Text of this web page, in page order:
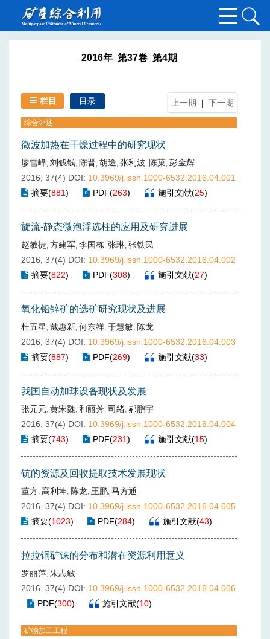
2016年 第37卷 第4期
栏目 目录 上一期 | 下一期
综合评述
微波加热在干燥过程中的研究现状
廖雪峰, 刘钱钱, 陈晋, 胡途, 张利波, 陈菓, 彭金辉
2016, 37(4) DOI: 10.3969/j.issn.1000-6532.2016.04.001
摘要(881) PDF(263) 施引文献(25)
旋流-静态微泡浮选柱的应用及研究进展
赵敏捷, 方建军, 李国栋, 张琳, 张铁民
2016, 37(4) DOI: 10.3969/j.issn.1000-6532.2016.04.002
摘要(822) PDF(308) 施引文献(27)
氧化铅锌矿的选矿研究现状及进展
杜五星, 戴惠新, 何东祥, 于慧敏, 陈龙
2016, 37(4) DOI: 10.3969/j.issn.1000-6532.2016.04.003
摘要(887) PDF(269) 施引文献(33)
我国自动加球设备现状及发展
张元元, 黄宋魏, 和丽芳, 司绪, 郝鹏宇
2016, 37(4) DOI: 10.3969/j.issn.1000-6532.2016.04.004
摘要(743) PDF(231) 施引文献(15)
钪的资源及回收提取技术发展现状
董方, 高利坤, 陈龙, 王鹏, 马方通
2016, 37(4) DOI: 10.3969/j.issn.1000-6532.2016.04.005
摘要(1023) PDF(284) 施引文献(43)
拉拉铜矿铼的分布和潜在资源利用意义
罗丽萍, 朱志敏
2016, 37(4) DOI: 10.3969/j.issn.1000-6532.2016.04.006
PDF(300) 施引文献(10)
矿物加工工程